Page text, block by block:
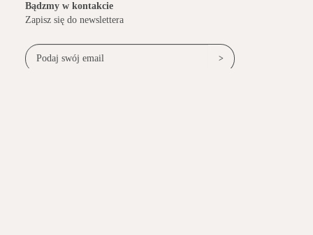
Bądzmy w kontakcie
Zapisz się do newslettera
>